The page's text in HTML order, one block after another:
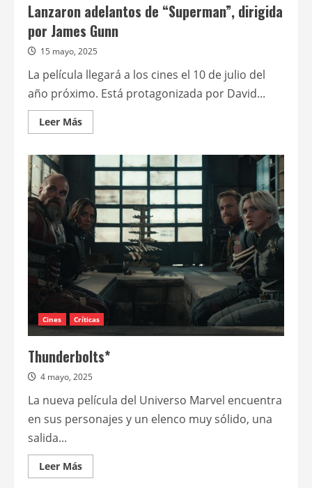
Lanzaron adelantos de “Superman”, dirigida
por James Gunn
15 mayo, 2025
La película llegará a los cines el 10 de julio del
año próximo. Está protagonizada por David...
Leer MásLeer
más
Lanzaron
adelantos
“Superman”,
dirigida
por
James
Gunn
Cines Críticas
Thunderbolts*
4 mayo, 2025
La nueva película del Universo Marvel encuentra
en sus personajes y un elenco muy sólido, una
salida...
Leer MásLeer
más